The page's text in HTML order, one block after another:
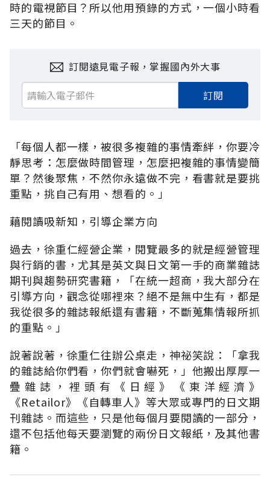
時的電視節目？所以他用預錄的方式，一個小時看
三天的節目。
訂閱遠見電子報，掌握國內外大事
訂閱
「每個人都一樣，被很多複雜的事情牽絆，你要冷
靜思考：怎麼做時間管理，怎麼把複雜的事情變簡
單？然後聚焦，不然你永遠做不完，看書就是要挑
重點，挑自己有用、想看的。」
藉閱讀吸新知，引導企業方向
過去，徐重仁經營企業，閱覽最多的就是經營管理
與行銷的書，尤其是英文與日文第一手的商業雜誌
期刊與趨勢研究書籍，「在統一超商，我大部分在
引導方向，觀念從哪裡來？絕不是無中生有，都是
我從很多的雜誌報紙還有書籍，不斷蒐集情報所抓
的重點。」
說著說著，徐重仁往辦公桌走，神祕笑說：「拿我
的雜誌給你們看，你們就會嚇死，」他搬出厚厚一
疊雜誌，裡頭有《日經》《東洋經濟》
《Retailor》《自轉車人》等大眾或專門的日文期
刊雜誌。而這些，只是他每個月要閱讀的一部分，
還不包括他每天要瀏覽的兩份日文報紙，及其他書
籍。